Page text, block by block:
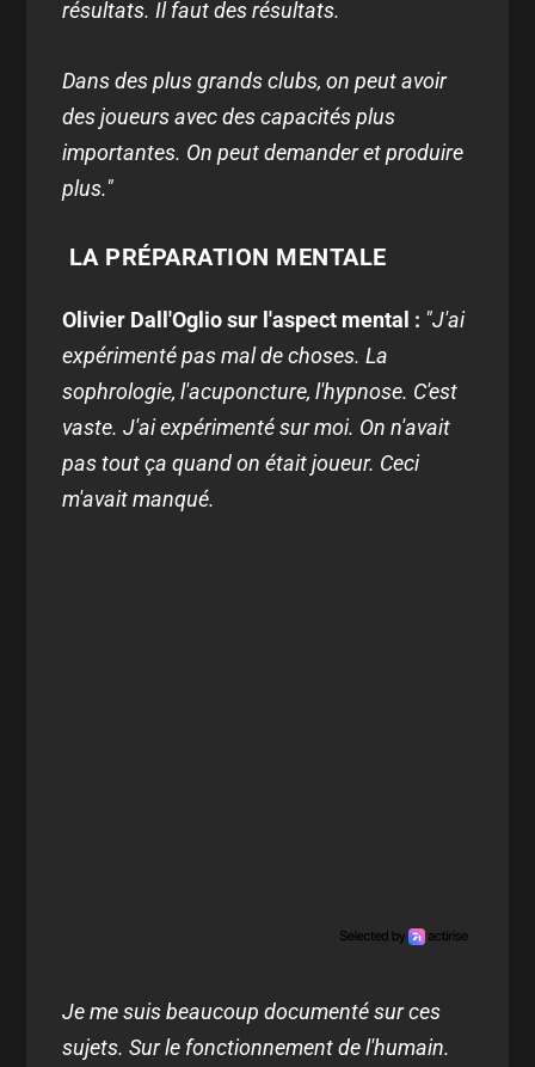
résultats. Il faut des résultats.
Dans des plus grands clubs, on peut avoir
des joueurs avec des capacités plus
importantes. On peut demander et produire
plus."
LA PRÉPARATION MENTALE
Olivier Dall'Oglio sur l'aspect mental : "J'ai
expérimenté pas mal de choses. La
sophrologie, l'acuponcture, l'hypnose. C'est
vaste. J'ai expérimenté sur moi. On n'avait
pas tout ça quand on était joueur. Ceci
m'avait manqué.
Je me suis beaucoup documenté sur ces
sujets. Sur le fonctionnement de l'humain.